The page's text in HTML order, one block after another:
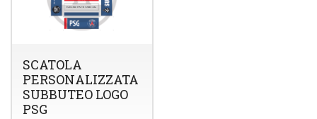
SCATOLA
PERSONALIZZATA
SUBBUTEO LOGO
PSG